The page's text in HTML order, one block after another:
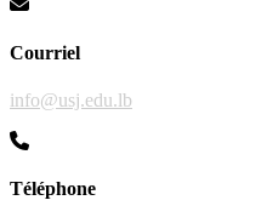
Courriel
info@usj.edu.lb
Téléphone